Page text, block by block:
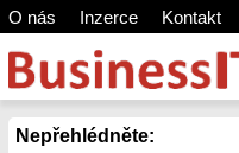
O nás Inzerce Kontakt
Nepřehlédněte: